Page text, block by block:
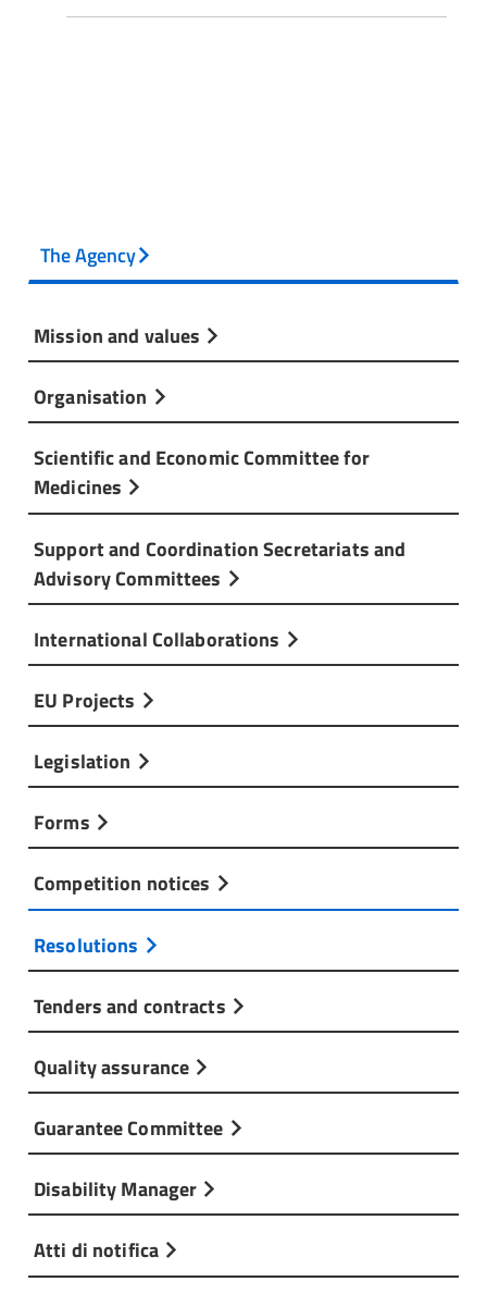
The Agency
Mission and values
Organisation
Scientific and Economic Committee for
Medicines
Support and Coordination Secretariats and
Advisory Committees
International Collaborations
EU Projects
Legislation
Forms
Competition notices
Resolutions
Tenders and contracts
Quality assurance
Guarantee Committee
Disability Manager
Atti di notifica